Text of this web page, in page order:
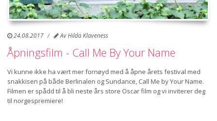
24.08.2017 AvHilda Klaveness
Åpningsfilm - Call Me By Your Name
Vi kunne ikke ha vært mer fornøyd med å åpne årets festival med
snakkisen på både Berlinalen og Sundance, Call Me by Your Name.
Filmen er spådd til å bli neste års store Oscar film og vi inviterer deg
til norgespremiere!